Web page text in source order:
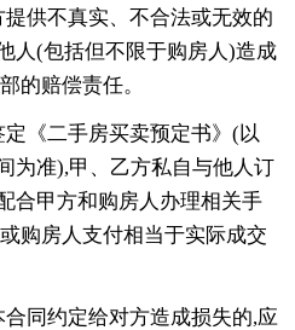
供不真实、不合法或无效的
人(包括但不限于购房人)造成
的赔偿责任。
《二手房买卖预定书》(以
为准),甲、乙方私自与他人订
合甲方和购房人办理相关手
购房人支付相当于实际成交
同约定给对方造成损失的,应